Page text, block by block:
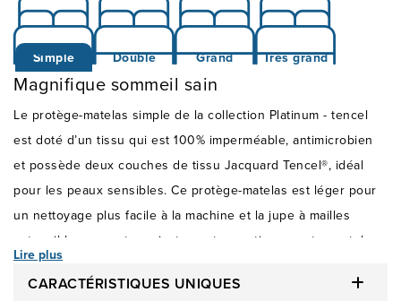
Simple Double Grand Très grand
Magnifique sommeil sain
Le protège-matelas simple de la collection Platinum - tencel
est doté d’un tissu qui est 100% imperméable, antimicrobien
et possède deux couches de tissu Jacquard Tencel®, idéal
pour les peaux sensibles. Ce protège-matelas est léger pour
un nettoyage plus facile à la machine et la jupe à mailles
extensibles permet un ajustement garanti pour votre matelas.
Lorsqu’acheté avec un matelas et correctement utilisé, il
valide la garantie confort de 100 nuits de Meubles Léon.
Lire plus
CARACTÉRISTIQUES UNIQUES